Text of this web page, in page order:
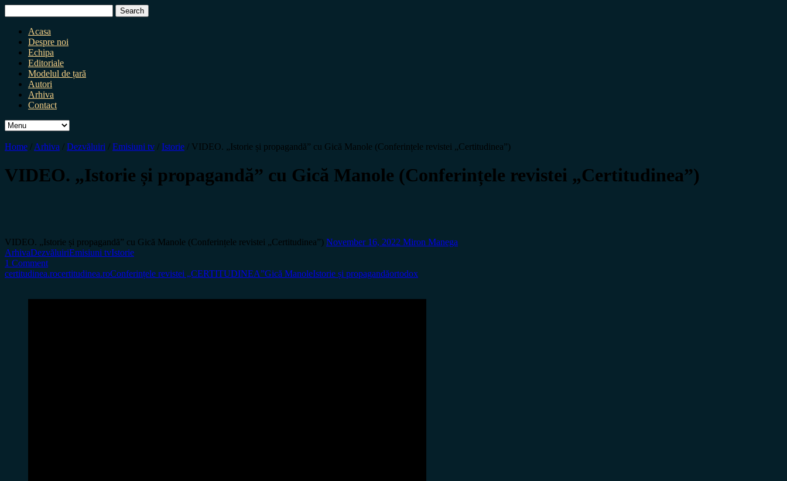
for:
Acasa
Despre noi
Echipa
Editoriale
Modelul de țară
Autori
Arhiva
Contact
Home / Arhiva / Dezvăluiri / Emisiuni tv / Istorie / VIDEO. „Istorie și propagandă” cu Gică Manole (Conferințele revistei „Certitudinea”)
VIDEO. „Istorie și propagandă” cu Gică Manole (Conferințele revistei „Certitudinea”)
VIDEO. „Istorie și propagandă” cu Gică Manole (Conferințele revistei „Certitudinea”) November 16, 2022 Miron Manega
ArhivaDezvăluiriEmisiuni tvIstorie
1 Comment
certitudinea.rocertitudinea.roConferințele revistei „CERTITUDINEA”Gică ManoleIstorie și propagandăortodox